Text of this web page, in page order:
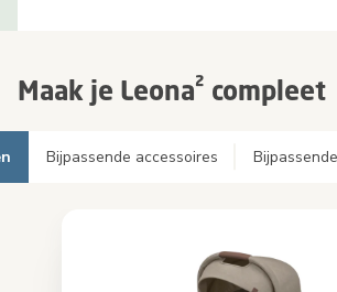
Maak je Leona² compleet
Bijpassende accessoires